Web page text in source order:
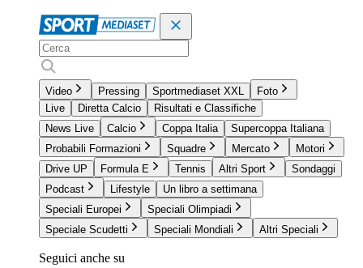
Video Pressing Sportmediaset XXL
Foto
Live
Diretta Calcio
Risultati e Classifiche
News Live
Calcio Coppa Italia
Supercoppa Italiana
Probabili Formazioni
Squadre Mercato
Motori
Drive UP
Formula E Tennis Altri Sport
Sondaggi
Podcast
Lifestyle
Un libro a settimana
Speciali Europei
Speciali Olimpiadi
Speciale Scudetti
Speciali Mondiali Altri Speciali
Seguici anche su